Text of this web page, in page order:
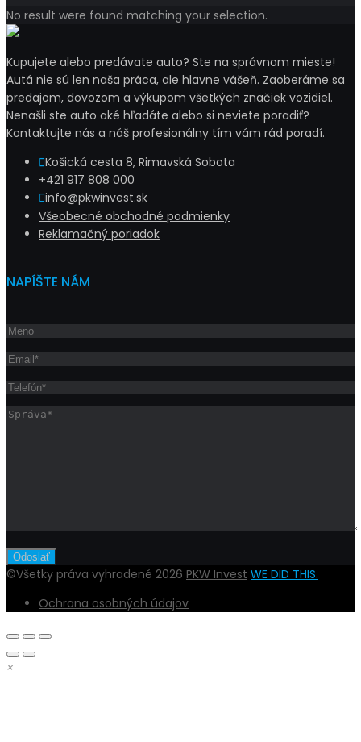
No result were found matching your selection.
Kupujete alebo predávate auto? Ste na správnom mieste!
Autá nie sú len naša práca, ale hlavne vášeň. Zaoberáme sa
predajom, dovozom a výkupom všetkých značiek vozidiel.
Nenašli ste auto aké hľadáte alebo si neviete poradiť?
Kontaktujte nás a náš profesionálny tím vám rád poradí.
Košická cesta 8, Rimavská Sobota
+421 917 808 000
info@pkwinvest.sk
Všeobecné obchodné podmienky
Reklamačný poriadok
NAPÍŠTE NÁM
©Všetky práva vyhradené 2026 PKW Invest WE DID THIS.
Ochrana osobných údajov
×